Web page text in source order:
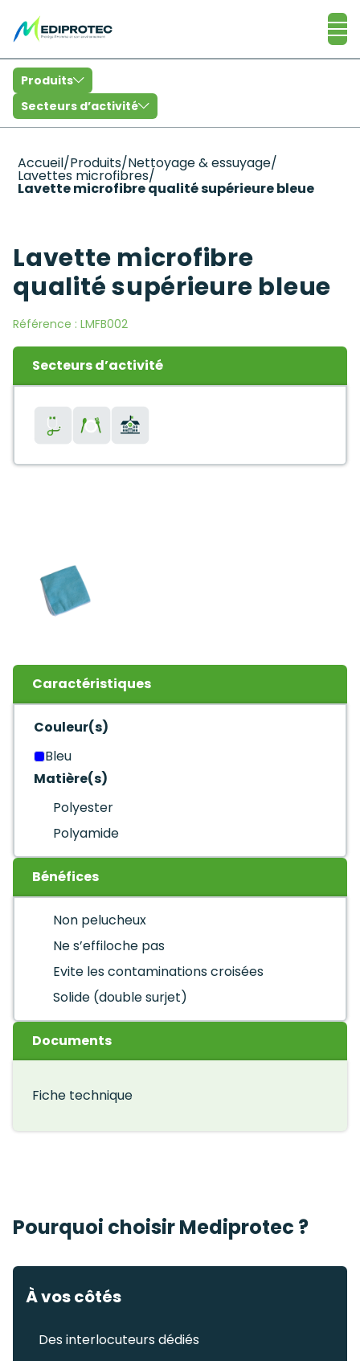
Secteurs d’activité
Produits
Accueil/Produits/Nettoyage & essuyage/
Lavettes microfibres/
Lavette microfibre qualité supérieure bleue
Lavette microfibre
qualité supérieure bleue
Référence : LMFB002
Secteurs d’activité
Caractéristiques
Couleur(s)
Bleu
Matière(s)
Polyester
Polyamide
Bénéfices
Non pelucheux
Ne s’effiloche pas
Evite les contaminations croisées
Solide (double surjet)
Documents
Fiche technique
Pourquoi choisir Mediprotec ?
À vos côtés
Des interlocuteurs dédiés